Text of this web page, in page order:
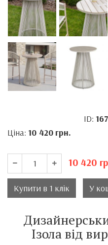
ID:
Ціна: 10 420 грн.
10 420
Купити в 1 клік У
Ізола від